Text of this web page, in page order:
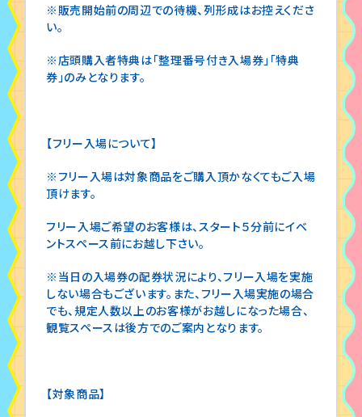
※販売開始前の周辺での待機、列形成はお控えくださ
い。
※店頭購入者特典は「整理番号付き入場券」「特典
券」のみとなります。
【フリー入場について】
※フリー入場は対象商品をご購入頂かなくてもご入場
頂けます。
フリー入場ご希望のお客様は、スタート５分前にイベ
ントスペース前にお越し下さい。
※当日の入場券の配券状況により、フリー入場を実施
しない場合もございます。また、フリー入場実施の場合
でも、規定人数以上のお客様がお越しになった場合、
観覧スペースは後方でのご案内となります。
【対象商品】